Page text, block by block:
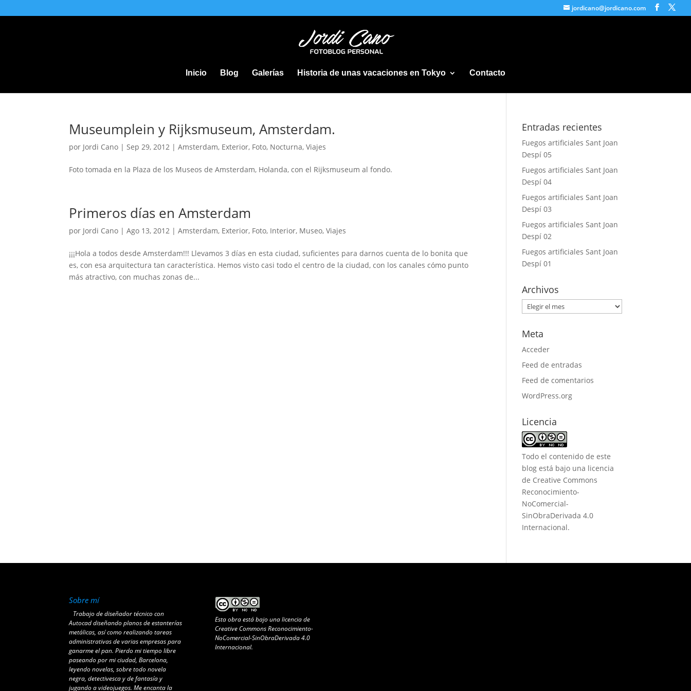
jordicano@jordicano.com
Inicio Blog Galerías Historia de unas vacaciones en Tokyo Contacto
Museumplein y Rijksmuseum, Amsterdam.
por Jordi Cano |Sep 29, 2012 |Amsterdam, Exterior, Foto, Nocturna,Viajes
Foto tomada en la Plaza de los Museos de Amsterdam, Holanda, con el Rijksmuseum al fondo.
Primeros días en Amsterdam
por Jordi Cano |Ago 13, 2012 |Amsterdam, Exterior, Foto, Interior, Museo,Viajes
¡¡¡Hola a todos desde Amsterdam!!! Llevamos 3 días en esta ciudad, suficientes para darnos cuenta de lo bonita que
es, con esa arquitectura tan característica. Hemos visto casi todo el centro de la ciudad, con los canales cómo punto
más atractivo, con muchas zonas de...
Entradas recientes
Fuegos artificiales Sant Joan
Despí 05
Fuegos artificiales Sant Joan
Despí 04
Fuegos artificiales Sant Joan
Despí 03
Fuegos artificiales Sant Joan
Despí 02
Fuegos artificiales Sant Joan
Despí 01
Archivos
Archivos
Meta
Acceder
Feed de entradas
Feed de comentarios
WordPress.org
Licencia
Todo el contenido de este
blog está bajo una licencia
de Creative Commons
Reconocimiento-
NoComercial-
SinObraDerivada 4.0
Internacional.
Sobre mí
Trabajo de diseñador técnico con
Autocad diseñando planos de estanterías
metálicas, así como realizando tareas
administrativas de varias empresas para
ganarme el pan. Pierdo mi tiempo libre
paseando por mi ciudad, Barcelona,
leyendo novelas, sobre todo novela
negra, detectivesca y de fantasía y
jugando a videojuegos. Me encanta la
Esta obra está bajo unalicencia de
Creative Commons Reconocimiento-
NoComercial-SinObraDerivada 4.0
Internacional.